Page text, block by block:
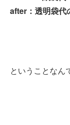
after：透明袋代
ということなん